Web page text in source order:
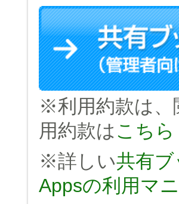
※利用約款は、
用約款はこちら
※詳しい共有
Appsの利用マ